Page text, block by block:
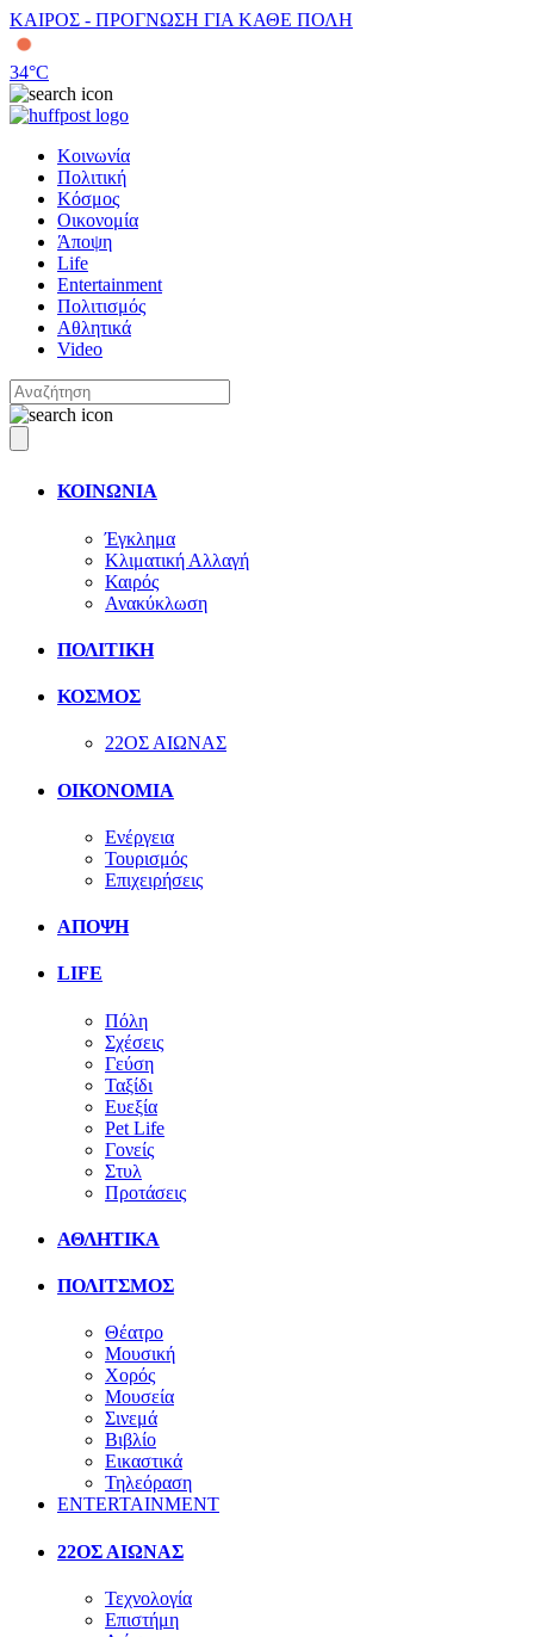
ΚΑΙΡΟΣ - ΠΡΟΓΝΩΣΗ ΓΙΑ ΚΑΘΕ ΠΟΛΗ
34°C
Κοινωνία
Πολιτική
Κόσμος
Οικονομία
Άποψη
Life
Entertainment
Πολιτισμός
Αθλητικά
Video
ΚΟΙΝΩΝΙΑ
Έγκλημα
Κλιματική Αλλαγή
Καιρός
Ανακύκλωση
ΠΟΛΙΤΙΚΗ
ΚΟΣΜΟΣ
22ΟΣ ΑΙΩΝΑΣ
ΟΙΚΟΝΟΜΙΑ
Ενέργεια
Τουρισμός
Επιχειρήσεις
ΑΠΟΨΗ
LIFE
Πόλη
Σχέσεις
Γεύση
Ταξίδι
Ευεξία
Pet Life
Γονείς
Στυλ
Προτάσεις
ΑΘΛΗΤΙΚΑ
ΠΟΛΙΤΣΜΟΣ
Θέατρο
Μουσική
Χορός
Μουσεία
Σινεμά
Βιβλίο
Εικαστικά
Τηλεόραση
ENTERTAINMENT
22ΟΣ ΑΙΩΝΑΣ
Τεχνολογία
Επιστήμη